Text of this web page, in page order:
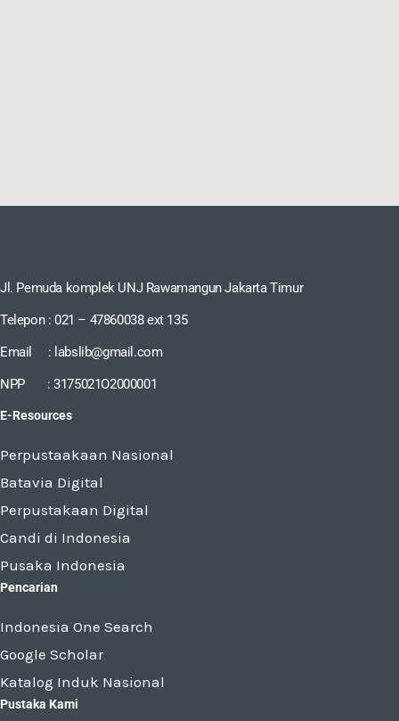
Jl. Pemuda komplek UNJ Rawamangun Jakarta Timur
Telepon : 021 – 47860038 ext 135
Email : labslib@gmail.com
NPP : 3175021O2000001
E-Resources
Perpustaakaan Nasional
Batavia Digital
Perpustakaan Digital
Candi di Indonesia
Pusaka Indonesia
Pencarian
Indonesia One Search
Google Scholar
Katalog Induk Nasional
Pustaka Kami